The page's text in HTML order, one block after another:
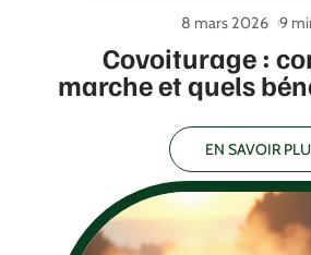
Covoiturage :
marche et quels
8 mars 2026 9
EN SAVOIR